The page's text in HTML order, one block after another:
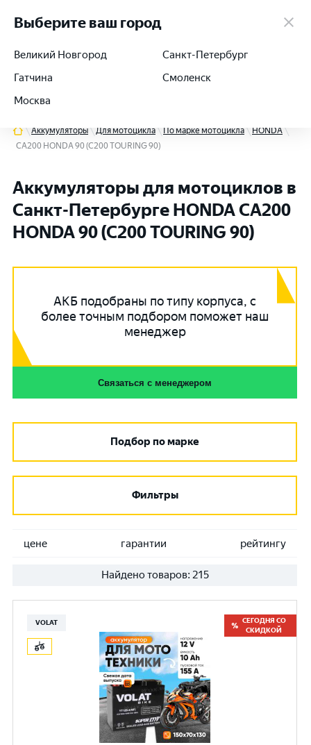
+7 (812) 564-54-91
Аккумуляторы Для мотоцикла По марке мотоцикла
HONDA
CA200 HONDA 90 (C200 TOURING 90)
Аккумуляторы для мотоциклов в
Санкт-Петербурге HONDA CA200
HONDA 90 (C200 TOURING 90)
АКБ подобраны по типу корпуса, с
более точным подбором поможет наш
менеджер
Связаться с менеджером
Подбор по марке
Фильтры
цене гарантии рейтингу
Найдено товаров: 215
VOLAT
СЕГОДНЯ СО
СКИДКОЙ
Выберите ваш город
Великий Новгород
Гатчина
Москва
Санкт-Петербург
Смоленск